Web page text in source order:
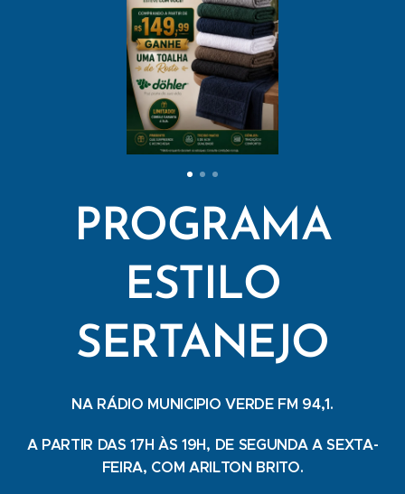
PROGRAMA
ESTILO
SERTANEJO
NA RÁDIO MUNICIPIO VERDE FM 94,1.
A PARTIR DAS 17H ÀS 19H, DE SEGUNDA A SEXTA-
FEIRA, COM ARILTON BRITO.